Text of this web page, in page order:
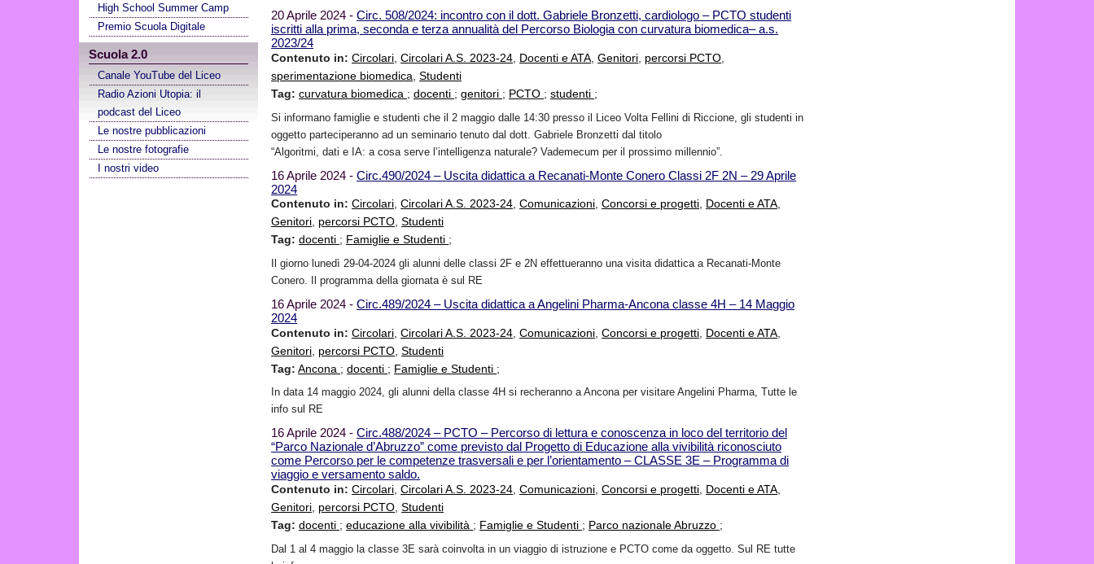
High School Summer Camp
Premio Scuola Digitale
Scuola 2.0
Canale YouTube del Liceo
Radio Azioni Utopia: il
podcast del Liceo
Le nostre pubblicazioni
Le nostre fotografie
I nostri video
20 Aprile 2024 -Circ. 508/2024: incontro con il dott. Gabriele Bronzetti, cardiologo – PCTO studenti
iscritti alla prima, seconda e terza annualità del Percorso Biologia con curvatura biomedica– a.s.
2023/24
Contenuto in: Circolari ,Circolari A.S. 2023-24 Docenti e ATA ,Genitori percorsi PCTO
sperimentazione biomedica ,Studenti
Tag: curvatura biomedica ;docenti ;genitori ; PCTO ;studenti ;
Si informano famiglie e studenti che il 2 maggio dalle 14:30 presso il Liceo Volta Fellini di Riccione, gli studenti in
oggetto parteciperanno ad un seminario tenuto dal dott. Gabriele Bronzetti dal titolo
“Algoritmi, dati e IA: a cosa serve l’intelligenza naturale? Vademecum per il prossimo millennio”.
16 Aprile 2024 -Circ.490/2024 – Uscita didattica a Recanati-Monte Conero Classi 2F 2N – 29 Aprile
2024
Contenuto in: Circolari,Circolari A.S. 2023-24,Comunicazioni,Concorsi e progetti, Docenti e ATA,
Genitori, percorsi PCTO,Studenti
Tag: docenti ; Famiglie e Studenti ;
Il giorno lunedì 29-04-2024 gli alunni delle classi 2F e 2N effettueranno una visita didattica a Recanati-Monte
Conero. Il programma della giornata è sul RE
16 Aprile 2024 -Circ.489/2024 – Uscita didattica a Angelini Pharma-Ancona classe 4H – 14 Maggio
2024
Contenuto in: Circolari ,Circolari A.S. 2023-24 ,Comunicazioni ,Concorsi e progetti Docenti e ATA
Genitori percorsi PCTO ,Studenti
Tag: Ancona ;docenti ; Famiglie e Studenti ;
In data 14 maggio 2024, gli alunni della classe 4H si recheranno a Ancona per visitare Angelini Pharma, Tutte le
info sul RE
16 Aprile 2024 -Circ.488/2024 – PCTO – Percorso di lettura e conoscenza in loco del territorio del
“Parco Nazionale d’Abruzzo” come previsto dal Progetto di Educazione alla vivibilità riconosciuto
come Percorso per le competenze trasversali e per l’orientamento – CLASSE 3E – Programma di
viaggio e versamento saldo.
Contenuto in: Circolari ,Circolari A.S. 2023-24 ,Comunicazioni ,Concorsi e progetti Docenti e ATA
Genitori percorsi PCTO ,Studenti
Tag: docenti ;educazione alla vivibilità ; Famiglie e Studenti ; Parco nazionale Abruzzo ;
Dal 1 al 4 maggio la classe 3E sarà coinvolta in un viaggio di istruzione e PCTO come da oggetto. Sul RE tutte